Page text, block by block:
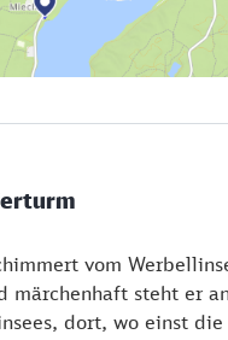
vom
märchenhaft steht er
dort, wo einst die